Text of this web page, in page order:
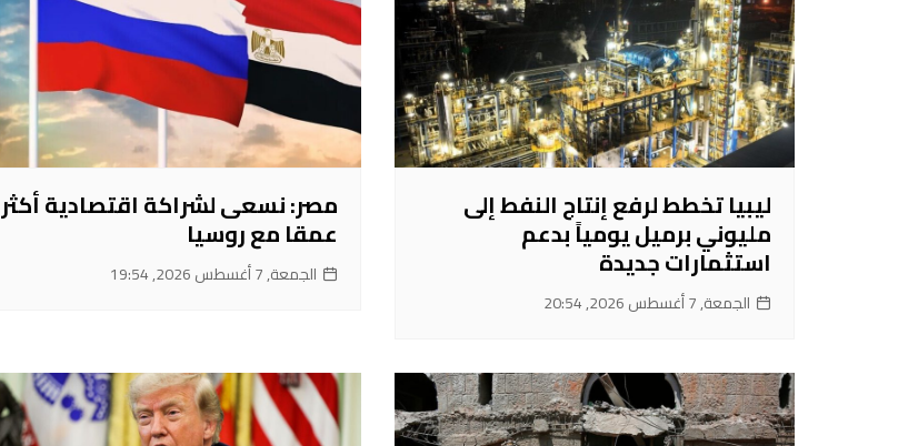
ليبيا تخطط لرفع إنتاج النفط إلى
مليوني برميل يومياً بدعم
استثمارات جديدة
الجمعة, 7 أغسطس 2026, 20:54
مصر: نسعى لشراكة اقتصادية أكثر
عمقا مع روسيا
الجمعة, 7 أغسطس 2026, 19:54